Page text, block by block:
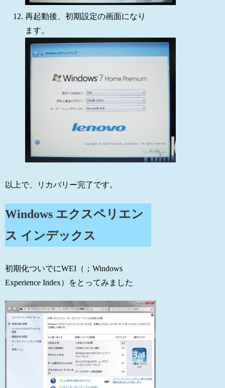
再起動後、初期設定の画面になり
ます。
以上で、リカバリー完了です。
Windows エクスペリエン
ス インデックス
初期化ついでにWEI（；Windows
Experience Index）をとってみました